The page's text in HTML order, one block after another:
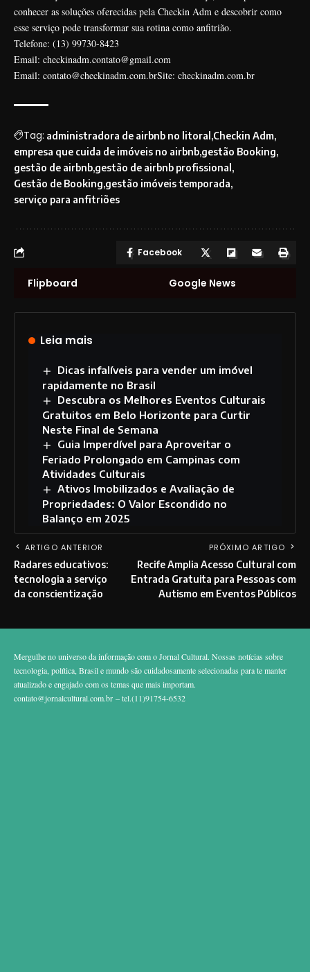
conhecer as soluções oferecidas pela Checkin Adm e descobrir como
esse serviço pode transformar sua rotina como anfitrião.
Telefone: (13) 99730-8423
Email: checkinadm.contato@gmail.com
Email: contato@checkinadm.com.brSite: checkinadm.com.br
Tag: administradora de airbnb no litoral Checkin Adm
empresa que cuida de imóveis no airbnb gestão Booking
gestão de airbnb gestão de airbnb profissional
Gestão de Booking gestão imóveis temporada
serviço para anfitriões
Facebook
Flipboard Google News
Leia mais
Dicas infalíveis para vender um imóvel
rapidamente no Brasil
Descubra os Melhores Eventos Culturais
Gratuitos em Belo Horizonte para Curtir
Neste Final de Semana
Guia Imperdível para Aproveitar o
Feriado Prolongado em Campinas com
Atividades Culturais
Ativos Imobilizados e Avaliação de
Propriedades: O Valor Escondido no
Balanço em 2025
ARTIGO ANTERIOR
Radares educativos:
tecnologia a serviço
da conscientização
PRÓXIMO ARTIGO
Recife Amplia Acesso Cultural com
Entrada Gratuita para Pessoas com
Autismo em Eventos Públicos
Mergulhe no universo da informação com o Jornal Cultural. Nossas notícias sobre
tecnologia, política, Brasil e mundo são cuidadosamente selecionadas para te manter
atualizado e engajado com os temas que mais importam.
contato@jornalcultural.com.br – tel.(11)91754-6532